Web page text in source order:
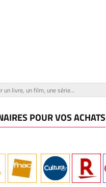
POUR VOS ACHATS